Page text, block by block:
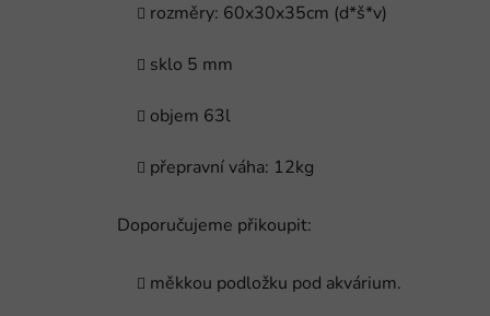
rozměry: 60x30x35cm (d*š*v)
sklo 5 mm
objem 63l
přepravní váha: 12kg
Doporučujeme přikoupit:
měkkou podložku pod akvárium.